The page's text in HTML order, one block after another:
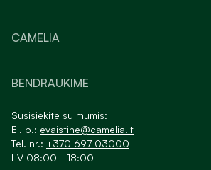
CAMELIA
BENDRAUKIME
Susisiekite su mumis:
El. p.: evaistine@camelia.lt
Tel. nr.: +370 697 03000
I-V 08:00 - 18:00